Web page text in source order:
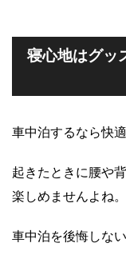
寝心地はグッ
車中泊するなら快
起きたときに腰や
楽しめませんよね。
車中泊を後悔しな